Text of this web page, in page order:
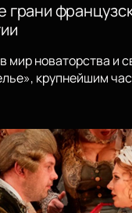
грани
мир новаторства и
крупнейшим